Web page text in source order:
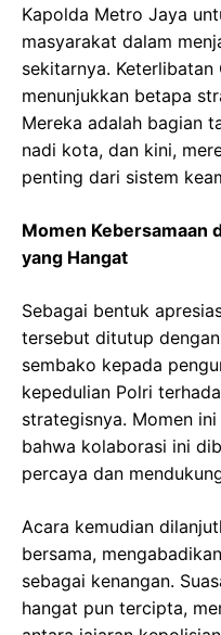
Kapolda Metro Jaya
masyarakat dalam
sekitarnya.
menunjukkan betapa
Mereka adalah bagian
nadi kota, dan kini,
penting dari sistem
Momen Kebersamaan
yang Hangat
Sebagai bentuk
tersebut ditutup
sembako kepada
kepedulian Polri
strategisnya. Momen
bahwa kolaborasi ini
percaya dan
Acara kemudian
bersama,
sebagai kenangan.
hangat pun tercipta,